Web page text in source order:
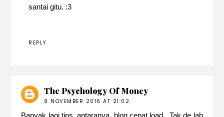
santai gitu. :3
REPLY
The Psychology Of Money
9 NOVEMBER 2016 AT 21:02